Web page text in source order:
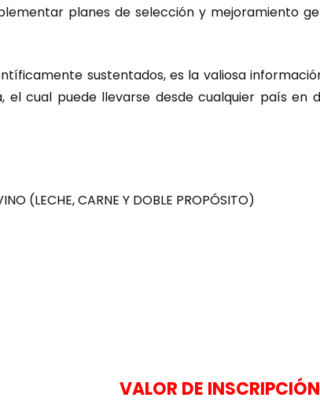
planes de selección y mejoramiento
sustentados, es la valiosa
cual puede llevarse desde cualquier país en
(LECHE, CARNE Y DOBLE PROPÓSITO)
VALOR DE INSCRIPCIÓN